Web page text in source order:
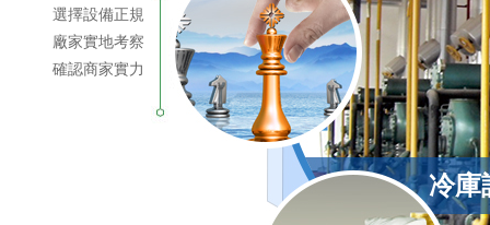
冷庫
選擇設備正規
廠家實地考察
確認商家實力